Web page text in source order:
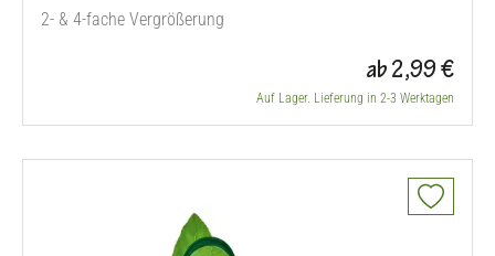
2- & 4-fache Vergrößerung
ab 2,99 €
Auf Lager. Lieferung in 2-3 Werktagen